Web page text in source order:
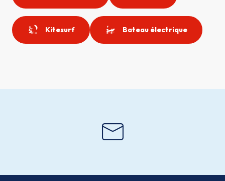
Kitesurf Bateau électrique